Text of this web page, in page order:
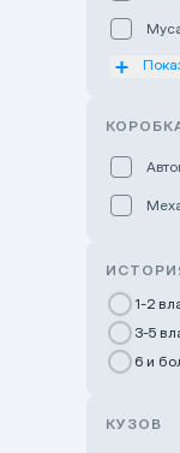
1-2
3-5
6 и
КУЗОВ